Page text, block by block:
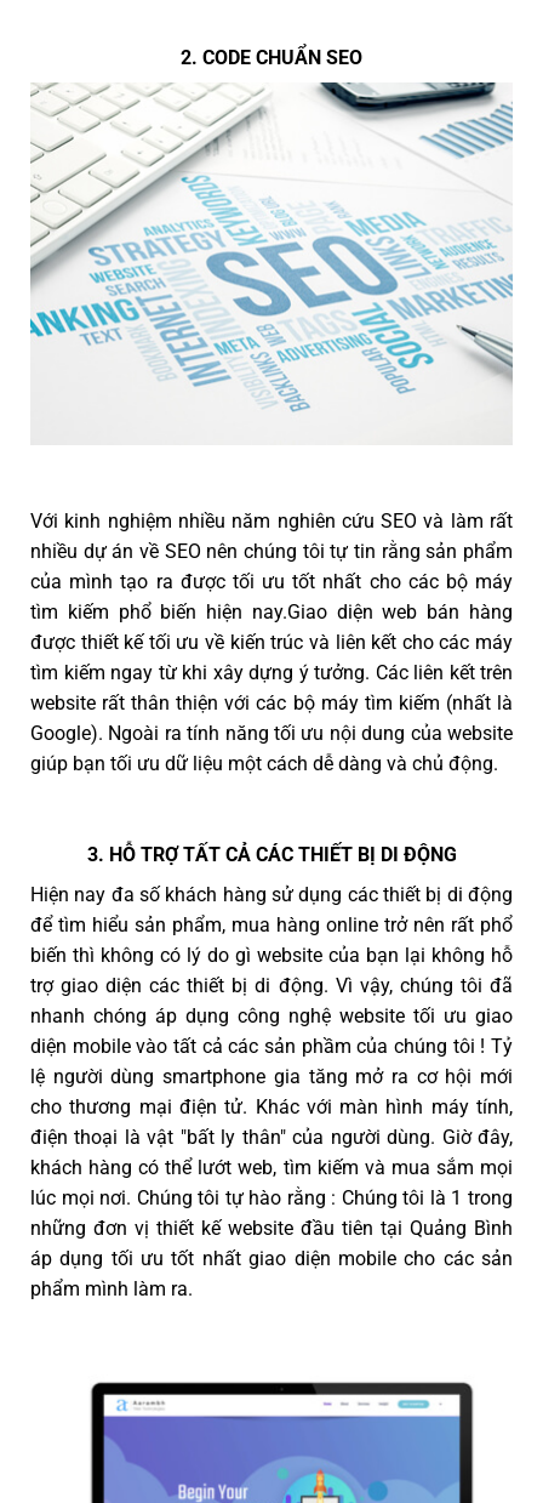
2. CODE CHUẨN SEO
Với kinh nghiệm nhiều năm nghiên cứu SEO và làm rất
nhiều dự án về SEO nên chúng tôi tự tin rằng sản phẩm
của mình tạo ra được tối ưu tốt nhất cho các bộ máy
tìm kiếm phổ biến hiện nay.Giao diện web bán hàng
được thiết kế tối ưu về kiến trúc và liên kết cho các máy
tìm kiếm ngay từ khi xây dựng ý tưởng. Các liên kết trên
website rất thân thiện với các bộ máy tìm kiếm (nhất là
Google). Ngoài ra tính năng tối ưu nội dung của website
giúp bạn tối ưu dữ liệu một cách dễ dàng và chủ động.
3. HỖ TRỢ TẤT CẢ CÁC THIẾT BỊ DI ĐỘNG
Hiện nay đa số khách hàng sử dụng các thiết bị di động
để tìm hiểu sản phẩm, mua hàng online trở nên rất phổ
biến thì không có lý do gì website của bạn lại không hỗ
trợ giao diện các thiết bị di động. Vì vậy, chúng tôi đã
nhanh chóng áp dụng công nghệ website tối ưu giao
diện mobile vào tất cả các sản phầm của chúng tôi ! Tỷ
lệ người dùng smartphone gia tăng mở ra cơ hội mới
cho thương mại điện tử. Khác với màn hình máy tính,
điện thoại là vật "bất ly thân" của người dùng. Giờ đây,
khách hàng có thể lướt web, tìm kiếm và mua sắm mọi
lúc mọi nơi. Chúng tôi tự hào rằng : Chúng tôi là 1 trong
những đơn vị thiết kế website đầu tiên tại Quảng Bình
áp dụng tối ưu tốt nhất giao diện mobile cho các sản
phẩm mình làm ra.